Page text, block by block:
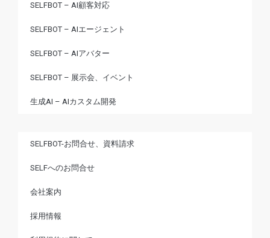
SELFBOT – AI顧客対応
SELFBOT – AIエージェント
SELFBOT – AIアバター
SELFBOT – 展示会、イベント
生成AI – AIカスタム開発
SELFBOT-お問合せ、資料請求
SELFへのお問合せ
会社案内
採用情報